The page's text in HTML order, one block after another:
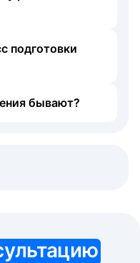
подготовки
бывают?